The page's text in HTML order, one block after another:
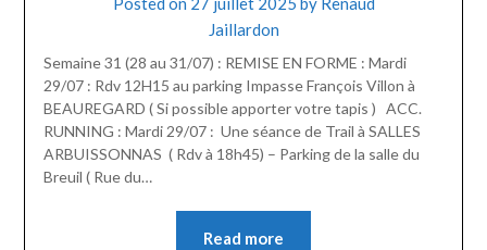
Jaillardon
Semaine 31 (28 au 31/07) : REMISE EN FORME : Mardi
29/07 : Rdv 12H15 au parking Impasse François Villon à
BEAUREGARD ( Si possible apporter votre tapis ) ACC.
RUNNING : Mardi 29/07 : Une séance de Trail à SALLES
ARBUISSONNAS ( Rdv à 18h45) – Parking de la salle du
Breuil ( Rue du…
Read more